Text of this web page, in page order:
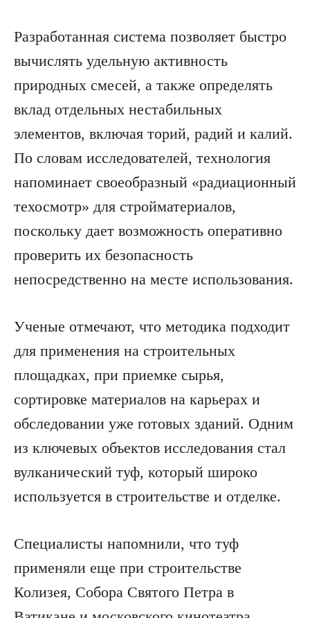
Разработанная система позволяет быстро
вычислять удельную активность
природных смесей, а также определять
вклад отдельных нестабильных
элементов, включая торий, радий и калий.
По словам исследователей, технология
напоминает своеобразный «радиационный
техосмотр» для стройматериалов,
поскольку дает возможность оперативно
проверить их безопасность
непосредственно на месте использования.
Ученые отмечают, что методика подходит
для применения на строительных
площадках, при приемке сырья,
сортировке материалов на карьерах и
обследовании уже готовых зданий. Одним
из ключевых объектов исследования стал
вулканический туф, который широко
используется в строительстве и отделке.
Специалисты напомнили, что туф
применяли еще при строительстве
Колизея, Собора Святого Петра в